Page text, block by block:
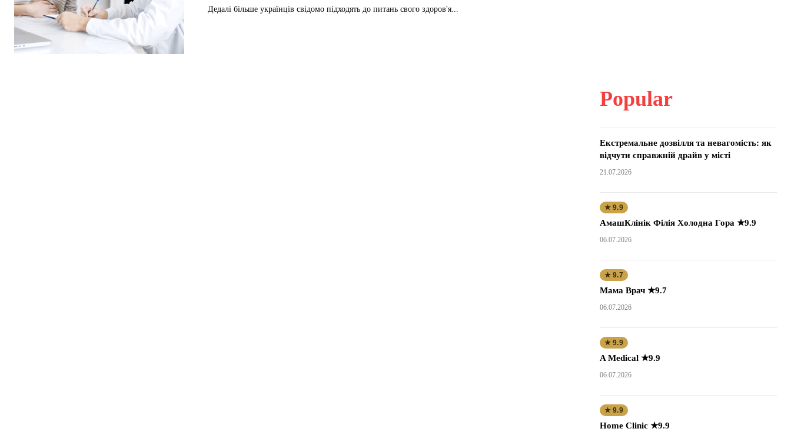
Дедалі більше українців свідомо підходять до питань свого здоров'я...
Popular
Екстремальне дозвілля та невагомість: як
відчути справжній драйв у місті
21.07.2026
★ 9.9
АмашКлінік Філія Холодна Гора ★9.9
06.07.2026
★ 9.7
Мама Врач ★9.7
06.07.2026
★ 9.9
A Medical ★9.9
06.07.2026
★ 9.9
Home Clinic ★9.9